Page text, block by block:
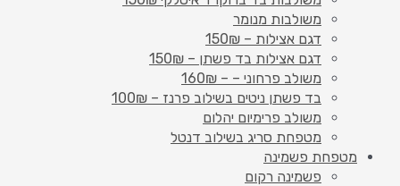
משולבות מנומר
דגם אצילות – 150₪
דגם אצילות בד פשתן – 150₪
משולב פרחוני – – 160₪
בד פשתן ניטים בשילוב פרנז – 100₪
משולב פרימיום יהלום
מטפחת סריג בשילוב דנטל
מטפחת פשמינה
פשמינה רקום